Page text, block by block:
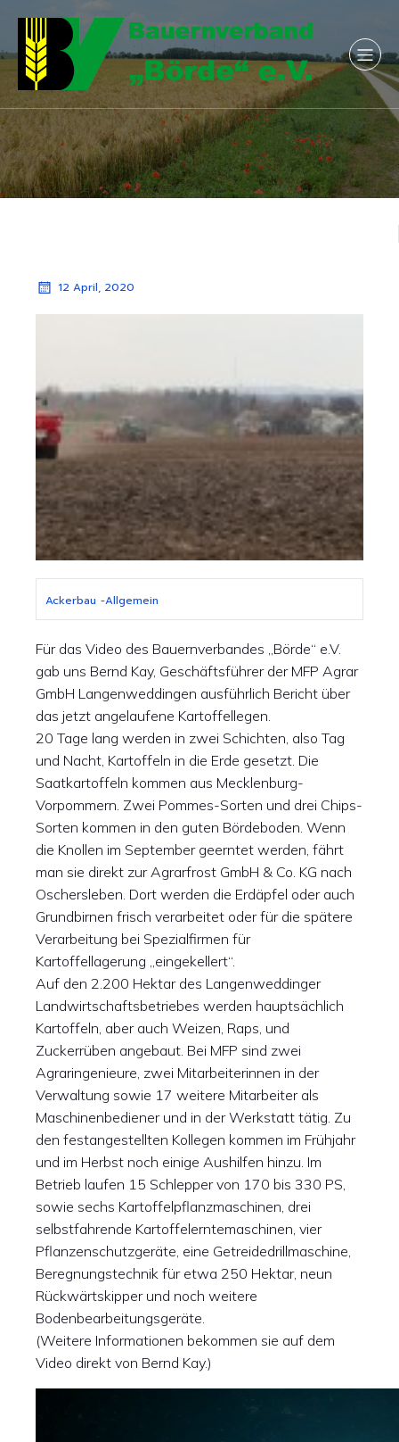
12 April, 2020
Ackerbau -Allgemein
Für das Video des Bauernverbandes „Börde“ e.V.
gab uns Bernd Kay, Geschäftsführer der MFP Agrar
GmbH Langenweddingen ausführlich Bericht über
das jetzt angelaufene Kartoffellegen.
20 Tage lang werden in zwei Schichten, also Tag
und Nacht, Kartoffeln in die Erde gesetzt. Die
Saatkartoffeln kommen aus Mecklenburg-
Vorpommern. Zwei Pommes-Sorten und drei Chips-
Sorten kommen in den guten Bördeboden. Wenn
die Knollen im September geerntet werden, fährt
man sie direkt zur Agrarfrost GmbH & Co. KG nach
Oschersleben. Dort werden die Erdäpfel oder auch
Grundbirnen frisch verarbeitet oder für die spätere
Verarbeitung bei Spezialfirmen für
Kartoffellagerung „eingekellert“.
Auf den 2.200 Hektar des Langenweddinger
Landwirtschaftsbetriebes werden hauptsächlich
Kartoffeln, aber auch Weizen, Raps, und
Zuckerrüben angebaut. Bei MFP sind zwei
Agraringenieure, zwei Mitarbeiterinnen in der
Verwaltung sowie 17 weitere Mitarbeiter als
Maschinenbediener und in der Werkstatt tätig. Zu
den festangestellten Kollegen kommen im Frühjahr
und im Herbst noch einige Aushilfen hinzu. Im
Betrieb laufen 15 Schlepper von 170 bis 330 PS,
sowie sechs Kartoffelpflanzmaschinen, drei
selbstfahrende Kartoffelerntemaschinen, vier
Pflanzenschutzgeräte, eine Getreidedrillmaschine,
Beregnungstechnik für etwa 250 Hektar, neun
Rückwärtskipper und noch weitere
Bodenbearbeitungsgeräte.
(Weitere Informationen bekommen sie auf dem
Video direkt von Bernd Kay.)